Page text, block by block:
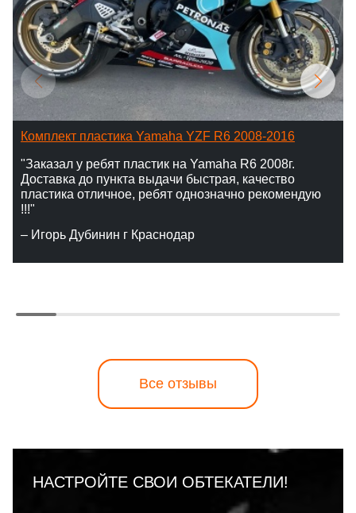
Комплект пластика Yamaha YZF R6 2008-2016
"Заказал у ребят пластик на Yamaha R6 2008г.
Доставка до пункта выдачи быстрая, качество
пластика отличное, ребят однозначно рекомендую
!!!"
– Игорь Дубинин г Краснодар
Все отзывы
НАСТРОЙТЕ СВОИ ОБТЕКАТЕЛИ!